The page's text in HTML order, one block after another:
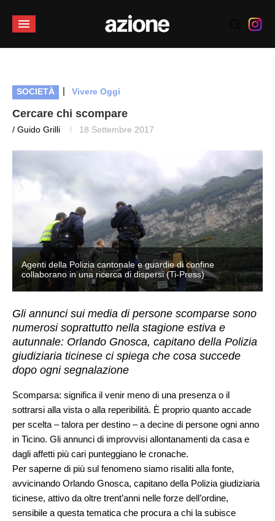
SOCIETÀ | Vivere Oggi
Cercare chi scompare
/ Guido Grilli 18 Settembre 2017
Agenti della Polizia cantonale e guardie di confine
collaborano in una ricerca di dispersi (Ti-Press)
Gli annunci sui media di persone scomparse sono
numerosi soprattutto nella stagione estiva e
autunnale: Orlando Gnosca, capitano della Polizia
giudiziaria ticinese ci spiega che cosa succede
dopo ogni segnalazione
Scomparsa: significa il venir meno di una presenza o il
sottrarsi alla vista o alla reperibilità. È proprio quanto accade
per scelta – talora per destino – a decine di persone ogni anno
in Ticino. Gli annunci di improvvisi allontanamenti da casa e
dagli affetti più cari punteggiano le cronache.
Per saperne di più sul fenomeno siamo risaliti alla fonte,
avvicinando Orlando Gnosca, capitano della Polizia giudiziaria
ticinese, attivo da oltre trent’anni nelle forze dell’ordine,
sensibile a questa tematica che procura a chi la subisce